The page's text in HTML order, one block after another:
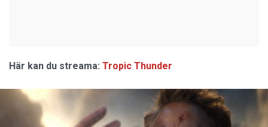
Här kan du streama: Tropic Thunder